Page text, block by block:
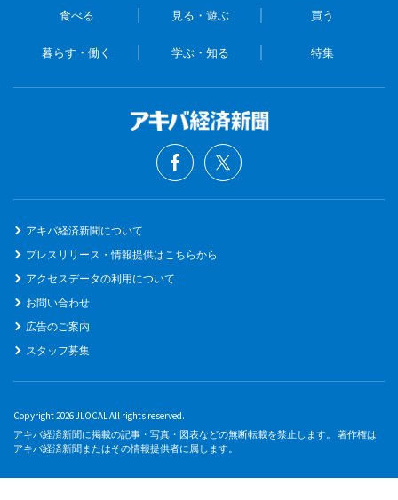
食べる 見る・遊ぶ 買う
暮らす・働く 学ぶ・知る 特集
アキバ経済新聞について
プレスリリース・情報提供はこちらから
アクセスデータの利用について
お問い合わせ
広告のご案内
スタッフ募集
Copyright 2026 JLOCAL All rights reserved.
アキバ経済新聞に掲載の記事・写真・図表などの無断転載を禁止します。 著作権は
アキバ経済新聞またはその情報提供者に属します。